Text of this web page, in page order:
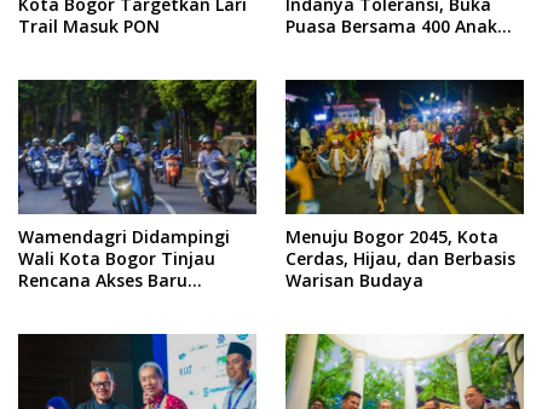
Trail Masuk PON
Puasa Bersama 400 Anak
Wamendagri Didampingi
Wali Kota Bogor Tinjau
Rencana Akses Baru
Menuju Bogor 2045, Kota
Cerdas, Hijau, dan Berbasis
Warisan Budaya